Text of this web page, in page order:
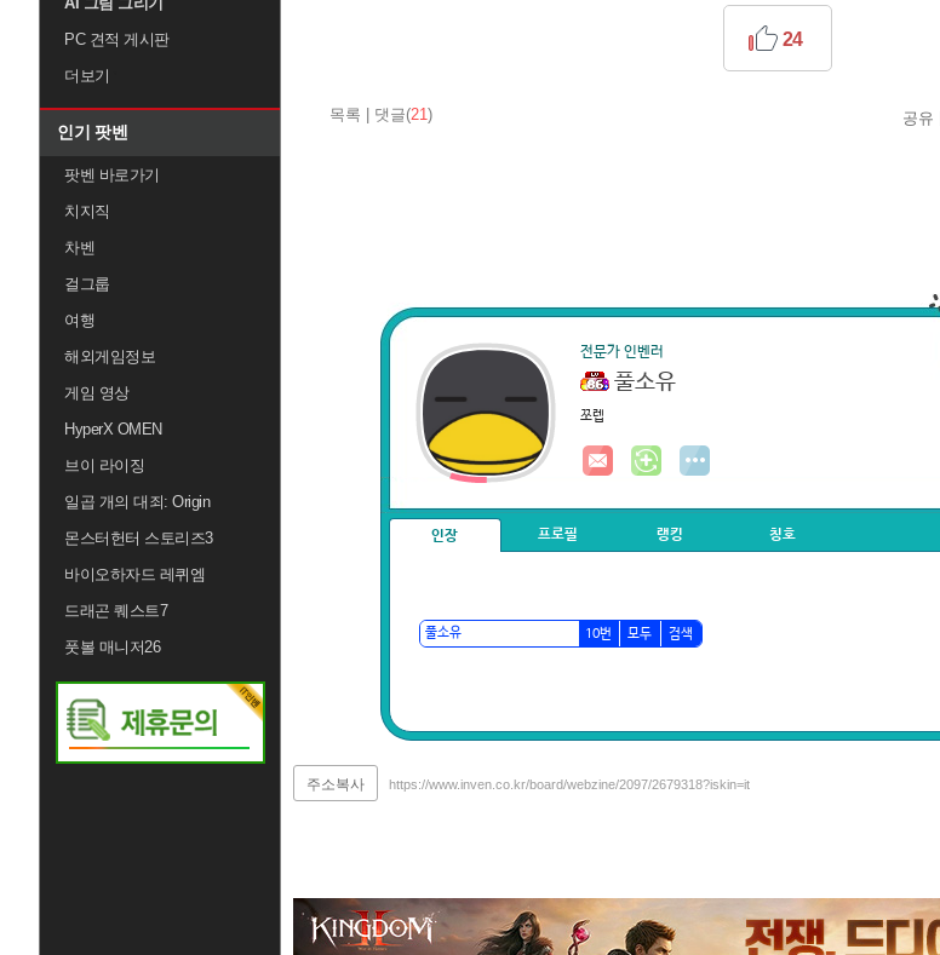
PC 견적 게시판
더보기
인기 팟벤
팟벤 바로가기
치지직
차벤
걸그룹
여행
해외게임정보
게임 영상
HyperX OMEN
브이 라이징
일곱 개의 대죄: Origin
몬스터헌터 스토리즈3
바이오하자드 레퀴엠
드래곤 퀘스트7
풋볼 매니저26
목록 댓글(21)
24
공유
전문가 인벤러
풀소유
쪼렙
인장 프로필 랭킹 칭호
10번 모두 검색
주소복사 https://www.inven.co.kr/board/webzine/2097/2679318?iskin=it